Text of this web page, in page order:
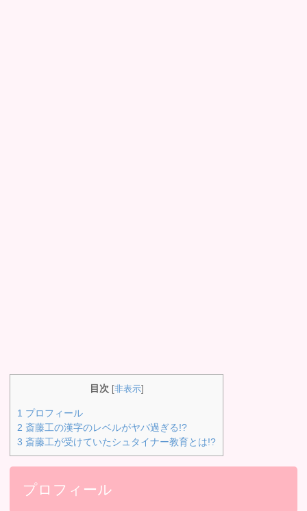
目次 [非表示]
1 プロフィール
2 斎藤工の漢字のレベルがヤバ過ぎる!?
3 斎藤工が受けていたシュタイナー教育とは!?
プロフィール